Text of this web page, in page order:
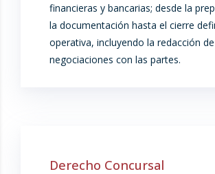
financieras y bancarias; desde la
la documentación hasta el cierre
operativa, incluyendo la redacción
negociaciones con las partes.
Derecho Concursal